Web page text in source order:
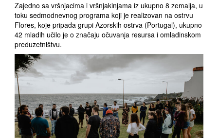
Zajedno sa vršnjacima i vršnjakinjama iz ukupno 8 zemalja, u
toku sedmodnevnog programa koji je realizovan na ostrvu
Flores, koje pripada grupi Azorskih ostrva (Portugal), ukupno
42 mladih učilo je o značaju očuvanja resursa i omladinskom
preduzetništvu.